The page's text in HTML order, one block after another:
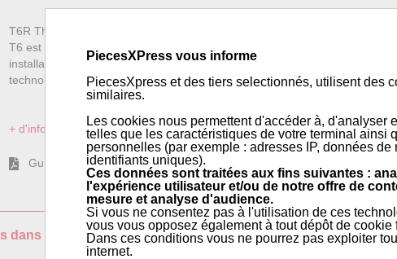
T6R Thermostats intelligents - Compatible avec Resideo App
T6 est le tout dernier né des thermostats programmables intelligents et
installateurs pour offrir un produit évolutif et résolument intuitif. La série T6
technologie...
+ d'informations sur l'article
Guide installation Guide utilisation
dans Régulation et Thermostats»Appareils connectés»
PiecesXPress vous informe
PiecesXpress et des tiers selectionnés, utilisent des
similaires.
Les cookies nous permettent d'accéder à, d'analyser
telles que les caractéristiques de votre terminal ainsi
personnelles (par exemple : adresses IP, données
identifiants uniques).
Ces données sont traitées aux fins suivantes :
l'expérience utilisateur et/ou de notre offre de
mesure et analyse d'audience.
Si vous ne consentez pas à l'utilisation de ces
vous vous opposez également à tout dépôt de
Dans ces conditions vous ne pourrez pas exploiter
internet.